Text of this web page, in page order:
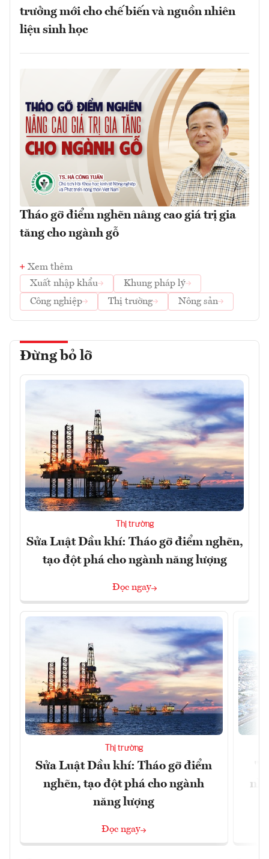
trưởng mới cho chế biến và nguồn nhiên
liệu sinh học
Tháo gỡ điểm nghẽn nâng cao giá trị gia
tăng cho ngành gỗ
Xem thêm
Xuất nhập khẩu
Khung pháp lý
Công nghiệp
Thị trường Nông sản
Đừng bỏ lỡ
Thị trường
Sửa Luật Dầu khí: Tháo gỡ điểm nghẽn,
tạo đột phá cho ngành năng lượng
Đọc ngay
Thị trường
Sửa Luật Dầu khí: Tháo gỡ điểm
nghẽn, tạo đột phá cho ngành
năng lượng
Đọc ngay